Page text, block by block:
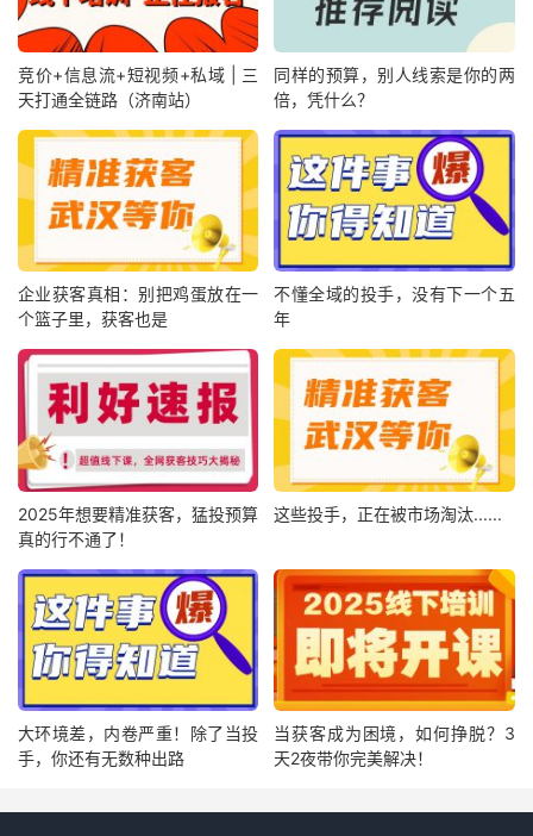
竞价+信息流+短视频+私域 | 三
天打通全链路（济南站）
同样的预算，别人线索是你的两
倍，凭什么？
企业获客真相：别把鸡蛋放在一
个篮子里，获客也是
不懂全域的投手，没有下一个五
年
2025年想要精准获客，猛投预算
真的行不通了！
这些投手，正在被市场淘汰......
大环境差，内卷严重！除了当投
手，你还有无数种出路
当获客成为困境，如何挣脱？3
天2夜带你完美解决！